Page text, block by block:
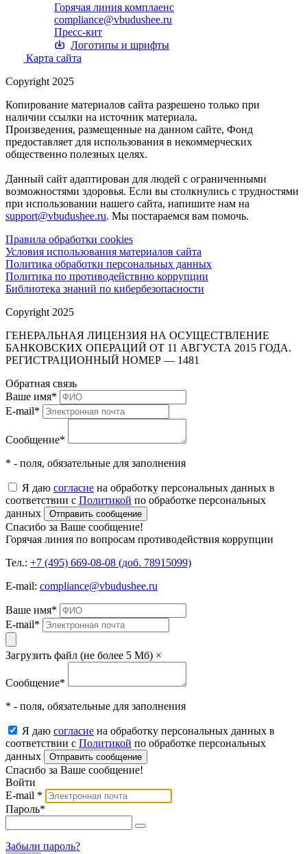
Горячая линия комплаенс
compliance@vbudushee.ru
Пресс-кит
Логотипы и шрифты
Карта сайта
Copyright 2025
Копирование материалов сайта разрешено только при
наличии ссылки на источник материала.
Произведения, размещенные на данном сайте, Фонд
предоставляет для использования в некоммерческих
общественно полезных целях.
Данный сайт адаптирован для людей с ограниченными
возможностями здоровья. Если вы столкнулись с трудностями
при использовании нашего сайта, напишите нам на
support@vbudushee.ru. Мы постараемся вам помочь.
Правила обработки cookies
Условия использования материалов сайта
Политика обработки персональных данных
Политика по противодействию коррупции
Библиотека знаний по кибербезопасности
Copyright 2025
ГЕНЕРАЛЬНАЯ ЛИЦЕНЗИЯ НА ОСУЩЕСТВЛЕНИЕ
БАНКОВСКИХ ОПЕРАЦИЙ ОТ 11 АВГУСТА 2015 ГОДА.
РЕГИСТРАЦИОННЫЙ НОМЕР — 1481
Обратная связь
Ваше имя*
E-mail*
Сообщение*
* - поля, обязательные для заполнения
Я даю согласие на обработку персональных данных в
соответствии с Политикой по обработке персональных
данных
Отправить сообщение
Спасибо за Ваше сообщение!
Горячая линия по вопросам противодействия коррупции
Тел.: +7 (495) 669-08-08 (доб. 78915099)
E-mail: compliance@vbudushee.ru
Ваше имя*
E-mail*
Загрузить файл (не более 5 Мб) ×
Сообщение*
* - поля, обязательные для заполнения
Я даю согласие на обработку персональных данных в
соответствии с Политикой по обработке персональных
данных
Отправить сообщение
Спасибо за Ваше сообщение!
Войти
E-mail *
Пароль*
Забыли пароль?